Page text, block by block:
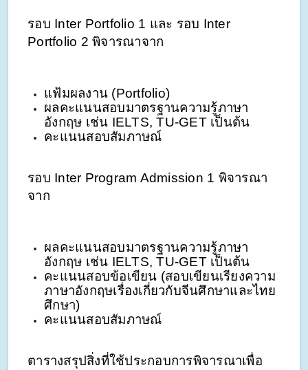
รอบ Inter Portfolio 1 และ รอบ Inter
Portfolio 2 พิจารณาจาก
แฟ้มผลงาน (Portfolio)
ผลคะแนนสอบมาตรฐานความรู้ภาษา
อังกฤษ เช่น IELTS, TU-GET เป็นต้น
คะแนนสอบสัมภาษณ์
รอบ Inter Program Admission 1 พิจารณา
จาก
ผลคะแนนสอบมาตรฐานความรู้ภาษา
อังกฤษ เช่น IELTS, TU-GET เป็นต้น
คะแนนสอบข้อเขียน (สอบเขียนเรียงความ
ภาษาอังกฤษเรื่องเกี่ยวกับจีนศึกษาและไทย
ศึกษา)
คะแนนสอบสัมภาษณ์
ตารางสรุปสิ่งที่ใช้ประกอบการพิจารณาเพื่อ